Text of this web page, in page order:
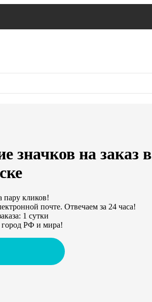
значков на заказ в
пару кликов!
почте. Отвечаем за 24 часа!
1 сутки
РФ и мира!